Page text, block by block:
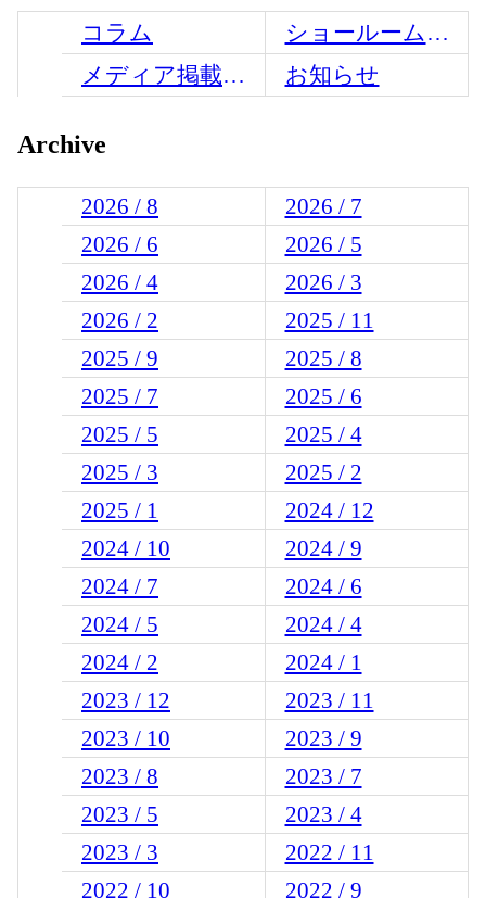
コラム
ショールームからのお知らせ
メディア掲載情報
お知らせ
Archive
2026 / 8
2026 / 7
2026 / 6
2026 / 5
2026 / 4
2026 / 3
2026 / 2
2025 / 11
2025 / 9
2025 / 8
2025 / 7
2025 / 6
2025 / 5
2025 / 4
2025 / 3
2025 / 2
2025 / 1
2024 / 12
2024 / 10
2024 / 9
2024 / 7
2024 / 6
2024 / 5
2024 / 4
2024 / 2
2024 / 1
2023 / 12
2023 / 11
2023 / 10
2023 / 9
2023 / 8
2023 / 7
2023 / 5
2023 / 4
2023 / 3
2022 / 11
2022 / 10
2022 / 9